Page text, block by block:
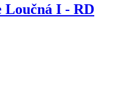
Loučná I - RD